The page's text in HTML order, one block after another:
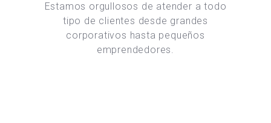
Estamos orgullosos de atender a todo
tipo de clientes desde grandes
corporativos hasta pequeños
emprendedores.